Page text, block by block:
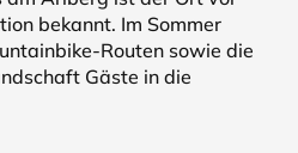
bekannt. Im Sommer
Routen sowie die
Gäste in die